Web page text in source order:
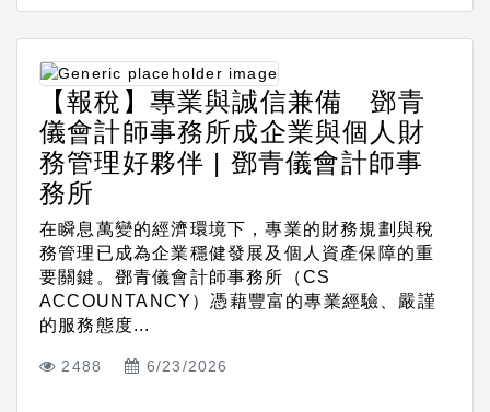
【報稅】專業與誠信兼備 鄧青
儀會計師事務所成企業與個人財
務管理好夥伴 | 鄧青儀會計師事
務所
在瞬息萬變的經濟環境下，專業的財務規劃與稅
務管理已成為企業穩健發展及個人資產保障的重
要關鍵。鄧青儀會計師事務所（CS
ACCOUNTANCY）憑藉豐富的專業經驗、嚴謹
的服務態度...
2488 6/23/2026